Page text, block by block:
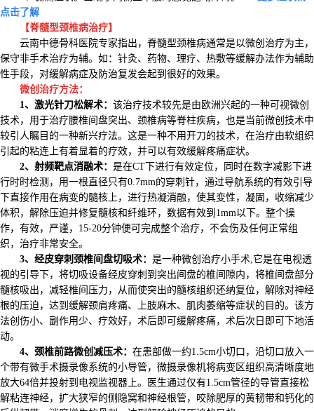
点击了解
【脊髓型颈椎病治疗】
云南中德骨科医院专家指出，脊髓型颈椎病通常是以微创治疗为主，
保守非手术治疗为辅。如：针灸、药物、理疗、热敷等缓解办法作为辅助
性手段，对缓解病症及防治复发会起到很好的效果。
微创治疗方法：
1、激光针刀松解术： 该治疗技术较先是由欧洲兴起的一种可视微创
技术，用于治疗腰椎间盘突出、颈椎病等脊柱疾病，也是当前微创技术中
较引人瞩目的一种新兴疗法。这是一种不用开刀的技术，在治疗由软组织
引起的粘连上有着显着的疗效，并可以有效缓解疼痛症状。
2、射频靶点消融术： 是在CT下进行有效定位，同时在数字减影下进
行时时检测，用一根直径只有0.7mm的穿刺针，通过导航系统的有效引导
下直接作用在病变的髓核上，进行热凝消融，使其变性，凝固，收缩减少
体积，解除压迫并修复髓核和纤维环，数据有效到1mm以下。整个操
作，有效，严谨，15-20分钟便可完成整个治疗，不会伤及任何正常组
织，治疗非常安全。
3、经皮穿刺颈椎间盘切吸术： 是一种微创治疗小手术,它是在电视透
视的引导下，将切吸设备经皮穿刺到突出间盘的椎间隙内，将椎间盘部分
髓核吸出，减轻椎间压力，从而使突出的髓核组织还纳复位，解除对神经
根的压迫，达到缓解颈肩疼痛、上肢麻木、肌肉萎缩等症状的目的。该方
法创伤小、副作用少、疗效好，术后即可缓解疼痛，术后次日即可下地活
动。
4、颈椎前路微创减压术： 在患部做一约1.5cm小切口，沿切口放入一
个带有微手术摄录像系统的小导管，微摄录像机将病变区组织高清晰度地
放大64倍并投射到电视监视器上。医生通过仅有1.5cm管径的导管直接松
解粘连神经，扩大狭窄的侧隐窝和神经根管，咬除肥厚的黄韧带和钙化的